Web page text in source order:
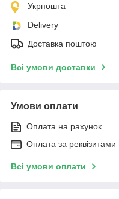
Укрпошта
Delivery
Доставка поштою
Всі умови доставки
Умови оплати
Оплата на рахунок
Оплата за реквізитами
Всі умови оплати